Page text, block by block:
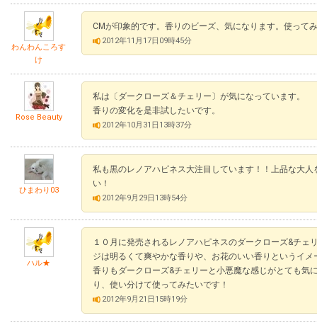
わんわんころす
け
CMが印象的です。香りのビーズ、気になります。使って
2012年11月17日09時45分
Rose Beauty
私は〔ダークローズ＆チェリー〕が気になっています。
香りの変化を是非試したいです。
2012年10月31日13時37分
ひまわり03
私も黒のレノアハピネス大注目しています！！上品な大
い！
2012年9月29日13時54分
ハル★
１０月に発売されるレノアハピネスのダークローズ&チ
ジは明るくて爽やかな香りや、お花のいい香りというイ
香りもダークローズ&チェリーと小悪魔な感じがとても気
り、使い分けて使ってみたいです！
2012年9月21日15時19分